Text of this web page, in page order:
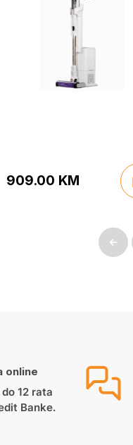
909.00 KM
←
online
12 rata
Banke.